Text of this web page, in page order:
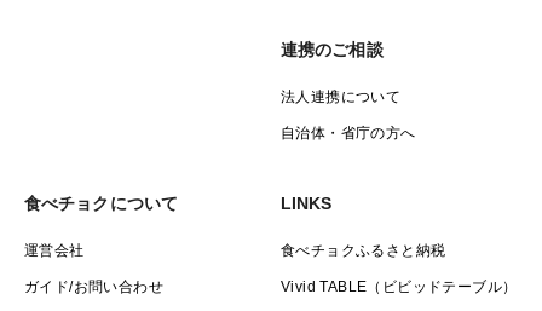
連携のご相談
法人連携について
自治体・省庁の方へ
食べチョクについて
運営会社
ガイド/お問い合わせ
LINKS
食べチョクふるさと納税
Vivid TABLE（ビビッドテーブル）